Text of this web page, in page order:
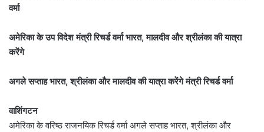
वर्मा
अमेरिका के उप विदेश मंत्री रिचर्ड वर्मा भारत, मालदीव और श्रीलंका की यात्रा
करेंगे
अगले सप्ताह भारत, श्रीलंका और मालदीव की यात्रा करेंगे मंत्री रिचर्ड वर्मा
वाशिंगटन
अमेरिका के वरिष्ठ राजनयिक रिचर्ड वर्मा अगले सप्ताह भारत, श्रीलंका और